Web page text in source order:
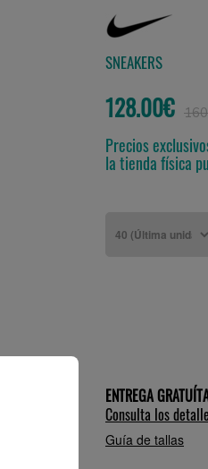
SNEAKERS
128.00€
Precios
la tienda física
ENTREGA
Consulta los
Guía de tallas